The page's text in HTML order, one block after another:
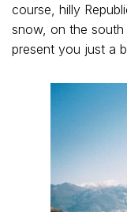
course, hilly
snow, on the
present you just a